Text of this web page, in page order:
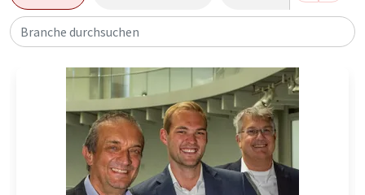
Branche durchsuchen